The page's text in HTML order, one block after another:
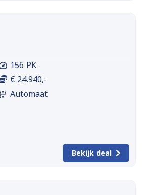
156 PK
€ 24.940,-
Automaat
Bekijk deal